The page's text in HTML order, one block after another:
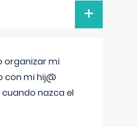
+
organizar mi
con mi hij@
nazca el